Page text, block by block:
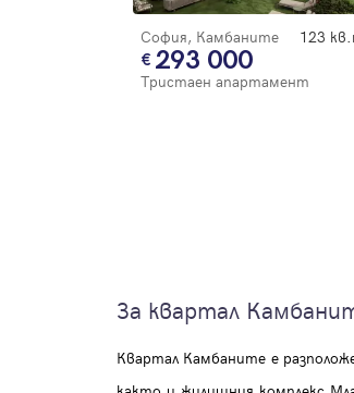
София, Камбаните 123
293 000
Тристаен апартамент
За квартал
Квартал Камбаните е